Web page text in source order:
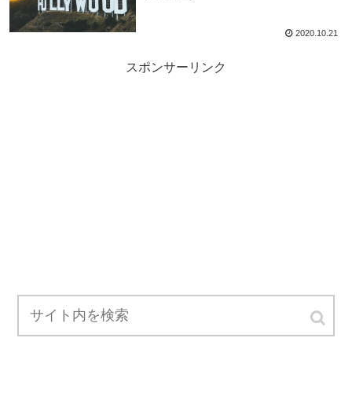
2020.10.21
スポンサーリンク